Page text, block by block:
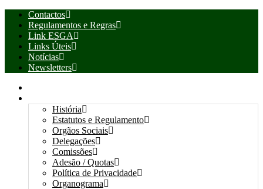
Contactos
Regulamentos e Regras
Link ESGA
Links Úteis
Notícias
Newsletters
História
Estatutos e Regulamento
Orgãos Sociais
Delegações
Comissões
Adesão / Quotas
Política de Privacidade
Organograma